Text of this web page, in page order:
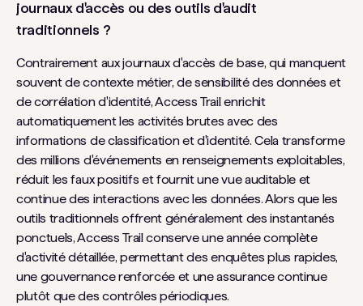
journaux d'accès ou des outils d'audit
traditionnels ?
Contrairement aux journaux d'accès de base, qui manquent
souvent de contexte métier, de sensibilité des données et
de corrélation d'identité, Access Trail enrichit
automatiquement les activités brutes avec des
informations de classification et d'identité. Cela transforme
des millions d'événements en renseignements exploitables,
réduit les faux positifs et fournit une vue auditable et
continue des interactions avec les données. Alors que les
outils traditionnels offrent généralement des instantanés
ponctuels, Access Trail conserve une année complète
d'activité détaillée, permettant des enquêtes plus rapides,
une gouvernance renforcée et une assurance continue
plutôt que des contrôles périodiques.